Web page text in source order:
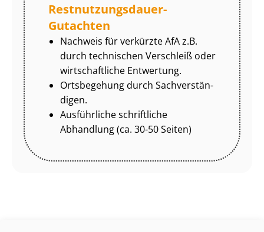
Rest­nut­zungs­dau­er-
Gutachten
Nachweis für verkürzte AfA z.B.
durch technischen Verschleiß oder
wirtschaftliche Entwertung.
Ortsbegehung durch Sach­ver­stän­
di­gen.
Ausführliche schriftliche
Abhandlung (ca. 30-50 Seiten)